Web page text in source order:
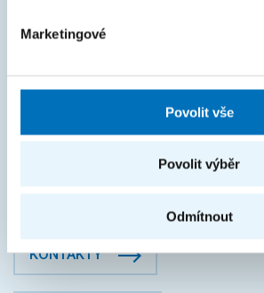
Marketingové
Povolit vše
Povolit výběr
Odmítnout
FAKTURAČNÍ ÚDAJE
Fakulta informačních technologií
KONTAKTY